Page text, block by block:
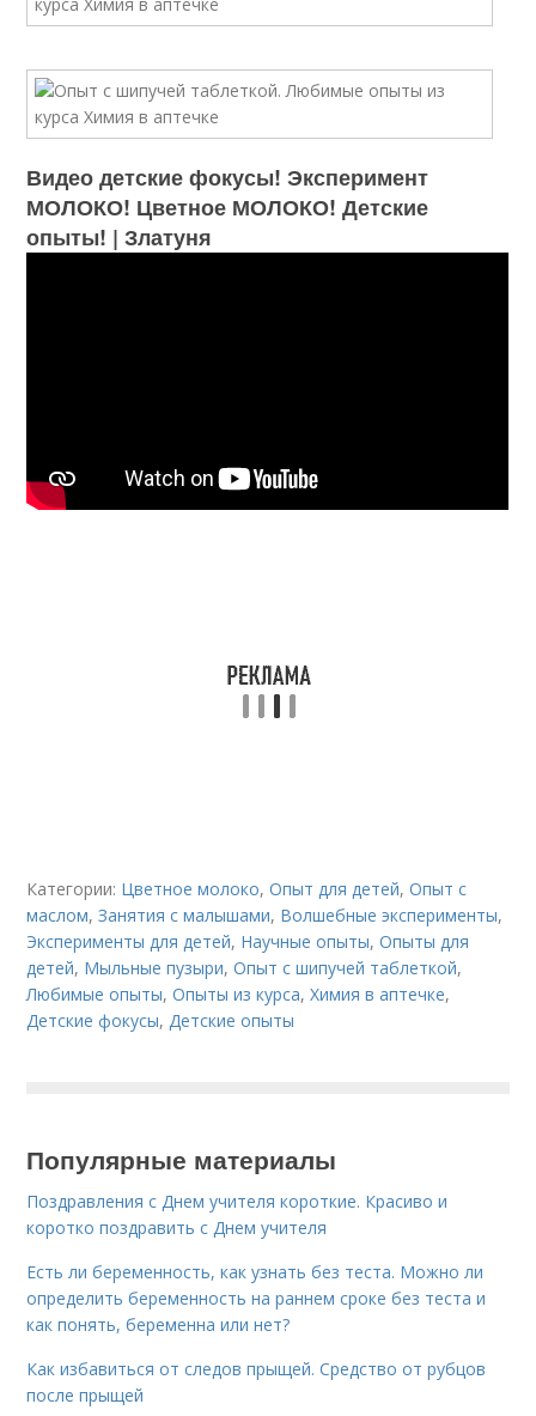
Видео детские фокусы! Эксперимент
МОЛОКО! Цветное МОЛОКО! Детские
опыты! | Златуня
Категории: Цветное молоко,Опыт для детей,Опыт с
маслом,Занятия с малышами, Волшебные эксперименты,
Эксперименты для детей, Научные опыты,Опыты для
детей, Мыльные пузыри,Опыт с шипучей таблеткой,
Любимые опыты,Опыты из курса,Химия в аптечке,
Детские фокусы,Детские опыты
Популярные материалы
Поздравления с Днем учителя короткие. Красиво и
коротко поздравить с Днем учителя
Есть ли беременность, как узнать без теста. Можно ли
определить беременность на раннем сроке без теста и
как понять, беременна или нет?
Как избавиться от следов прыщей. Средство от рубцов
после прыщей